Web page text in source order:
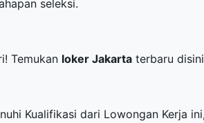
seleksi.
Temukan loker Jakarta terbaru
Kualifikasi dari Lowongan Kerja